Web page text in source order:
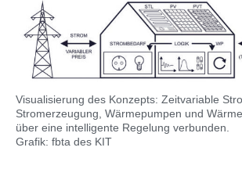
Visualisierung des Konzepts: Zeitvariable
Stromerzeugung, Wärmepumpen und
über eine intelligente Regelung verbunden.
Grafik: fbta des KIT